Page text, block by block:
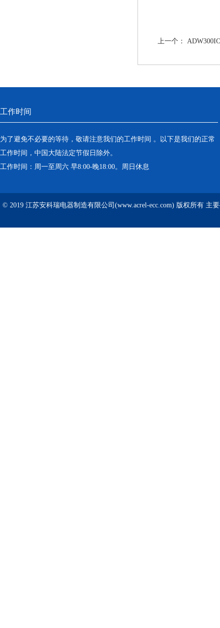
上一个：
工作时间
为了避免不必要的等待，敬请注意我们的工作时间 。以下是我们的正常
工作时间，中国大陆法定节假日除外。
工作时间：周一至周六 早8:00-晚18:00。周日休息
© 2019 江苏安科瑞电器制造有限公司(www.acrel-ecc.com) 版权所有 主